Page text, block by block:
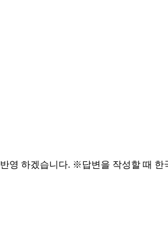
영 하겠습니다. ※답변을 작성할 때